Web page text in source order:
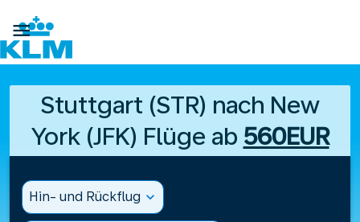

Stuttgart (STR) nach New
York (JFK) Flüge ab 560EUR
Hin- und Rückflug expand_more